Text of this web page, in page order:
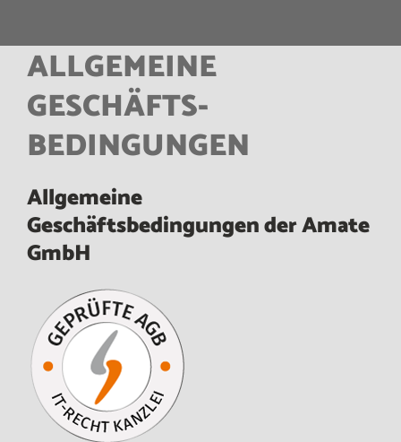
ALLGEMEINE
GESCHÄFTS­
BEDINGUNGEN
Allgemeine
Geschäftsbedingungen der Amate
GmbH